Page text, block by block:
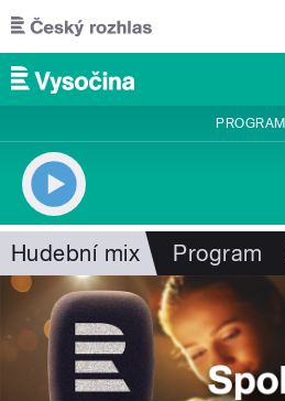
Přejít k hlavnímu obsahu
PROGRAM
Hudební mix Program